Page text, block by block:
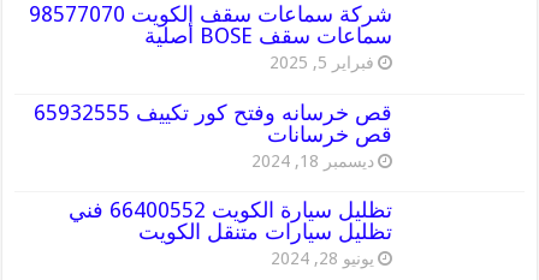
شركة سماعات سقف الكويت 98577070
سماعات سقف BOSE أصلية
فبراير 5, 2025
قص خرسانه وفتح كور تكييف 65932555
قص خرسانات
ديسمبر 18, 2024
تظليل سيارة الكويت 66400552 فني
تظليل سيارات متنقل الكويت
يونيو 28, 2024